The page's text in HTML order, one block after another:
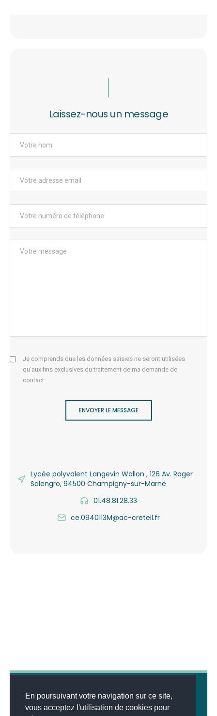
En poursuivant votre navigation sur ce site,
vous acceptez l'utilisation de cookies pour
Laissez-nous un message
Je comprends que les données saisies ne seront utilisées
qu'aux fins exclusives du traitement de ma demande de
contact.
ENVOYER LE MESSAGE
Lycée polyvalent Langevin Wallon , 126 Av. Roger
Salengro, 94500 Champigny-sur-Marne
01.48.81.28.33
ce.0940113M@ac-creteil.fr